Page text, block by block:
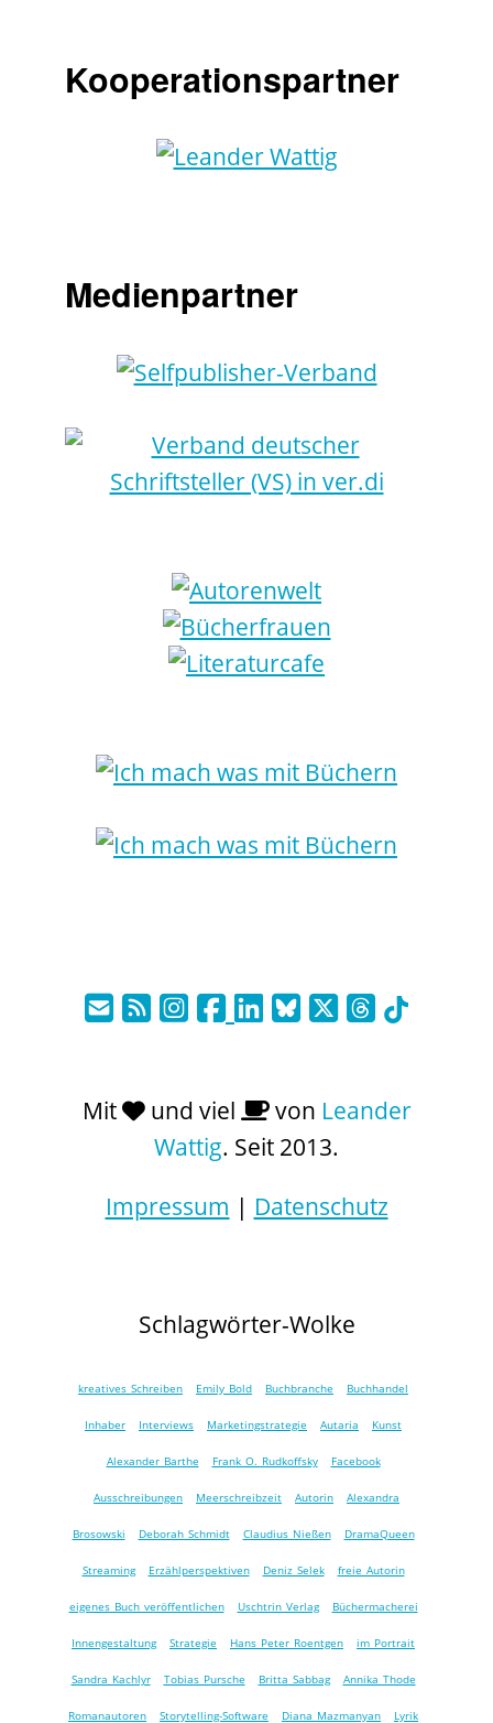
Kooperationspartner
Medienpartner
Mit und viel von Leander
Wattig. Seit 2013.
Impressum | Datenschutz
Schlagwörter-Wolke
kreatives Schreiben Emily Bold Buchbranche Buchhandel
Inhaber Interviews Marketingstrategie Autaria Kunst
Alexander Barthe Frank O. Rudkoffsky Facebook
Ausschreibungen Meerschreibzeit Autorin Alexandra
Brosowski Deborah Schmidt Claudius Nießen DramaQueen
Streaming Erzählperspektiven Deniz Selek freie Autorin
eigenes Buch veröffentlichen Uschtrin Verlag Büchermacherei
Innengestaltung Strategie Hans Peter Roentgen im Portrait
Sandra Kachlyr Tobias Pursche Britta Sabbag Annika Thode
Romanautoren Storytelling-Software Diana Mazmanyan Lyrik